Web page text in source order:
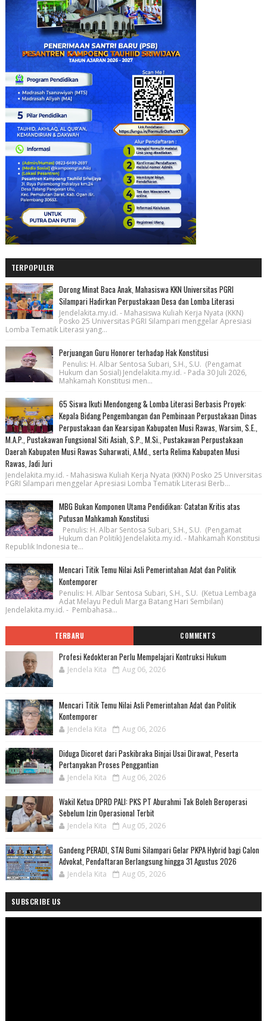
TERPOPULER
Dorong Minat Baca Anak, Mahasiswa KKN Universitas PGRI
Silampari Hadirkan Perpustakaan Desa dan Lomba Literasi
Jendelakita.my.id. - Mahasiswa Kuliah Kerja Nyata (KKN)
Posko 25 Universitas PGRI Silampari menggelar Apresiasi
Lomba Tematik Literasi yang...
Perjuangan Guru Honorer terhadap Hak Konstitusi
Penulis: H. Albar Sentosa Subari, S.H., S.U. (Pengamat
Hukum dan Sosial) Jendelakita.my.id. - Pada 30 Juli 2026,
Mahkamah Konstitusi men...
65 Siswa Ikuti Mendongeng & Lomba Literasi Berbasis Proyek:
Kepala Bidang Pengembangan dan Pembinaan Perpustakaan Dinas
Perpustakaan dan Kearsipan Kabupaten Musi Rawas, Warsim, S.E.,
M.A.P., Pustakawan Fungsional Siti Asiah, S.P., M.Si., Pustakawan Perpustakaan
Daerah Kabupaten Musi Rawas Suharwati, A.Md., serta Relima Kabupaten Musi
Rawas, Jadi Juri
Jendelakita.my.id. - Mahasiswa Kuliah Kerja Nyata (KKN) Posko 25 Universitas
PGRI Silampari menggelar Apresiasi Lomba Tematik Literasi Berb...
MBG Bukan Komponen Utama Pendidikan: Catatan Kritis atas
Putusan Mahkamah Konstitusi
Penulis: H. Albar Sentosa Subari, S.H., S.U. (Pengamat
Hukum dan Politik) Jendelakita.my.id. - Mahkamah Konstitusi
Republik Indonesia te...
Mencari Titik Temu Nilai Asli Pemerintahan Adat dan Politik
Kontemporer
Penulis: H. Albar Sentosa Subari, S.H., S.U. (Ketua Lembaga
Adat Melayu Peduli Marga Batang Hari Sembilan)
Jendelakita.my.id. - Pembahasa...
TERBARU COMMENTS
Profesi Kedokteran Perlu Mempelajari Kontruksi Hukum
Jendela Kita Aug 06, 2026
Mencari Titik Temu Nilai Asli Pemerintahan Adat dan Politik
Kontemporer
Jendela Kita Aug 06, 2026
Diduga Dicoret dari Paskibraka Binjai Usai Dirawat, Peserta
Pertanyakan Proses Penggantian
Jendela Kita Aug 06, 2026
Wakil Ketua DPRD PALI: PKS PT Aburahmi Tak Boleh Beroperasi
Sebelum Izin Operasional Terbit
Jendela Kita Aug 05, 2026
Gandeng PERADI, STAI Bumi Silampari Gelar PKPA Hybrid bagi Calon
Advokat, Pendaftaran Berlangsung hingga 31 Agustus 2026
Jendela Kita Aug 05, 2026
SUBSCRIBE US